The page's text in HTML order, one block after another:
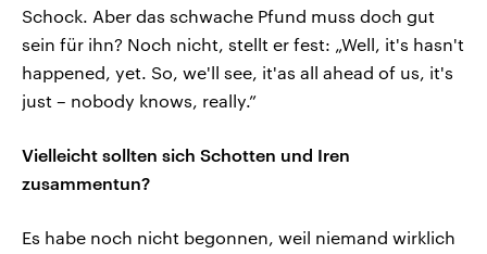
Schock. Aber das schwache Pfund muss doch gut
sein für ihn? Noch nicht, stellt er fest: „Well, it's hasn't
happened, yet. So, we'll see, it'as all ahead of us, it's
just – nobody knows, really.”
Vielleicht sollten sich Schotten und Iren
zusammentun?
Es habe noch nicht begonnen, weil niemand wirklich